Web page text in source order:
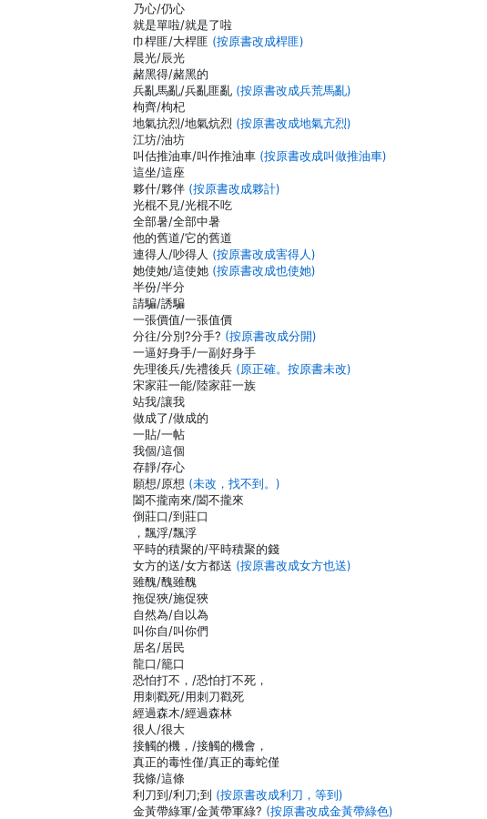
乃心/仍心
就是單啦/就是了啦
巾桿匪/大桿匪 (按原書改成桿匪)
晨光/辰光
赭黑得/赭黑的
兵亂馬亂/兵亂匪亂 (按原書改成兵荒馬亂)
枸齊/枸杞
地氣抗烈/地氣炕烈 (按原書改成地氣亢烈)
江坊/油坊
叫估推油車/叫作推油車 (按原書改成叫做推油車)
這坐/這座
夥什/夥伴 (按原書改成夥計)
光棍不見/光棍不吃
全部暑/全部中暑
他的舊道/它的舊道
連得人/吵得人 (按原書改成害得人)
她使她/這使她 (按原書改成也使她)
半份/半分
請騙/誘騙
一張價值/一張值價
分往/分別?分手? (按原書改成分開)
一逼好身手/一副好身手
先理後兵/先禮後兵 (原正確。按原書未改)
宋家莊一能/陸家莊一族
站我/讓我
做成了/做成的
一貼/一帖
我個/這個
存靜/存心
願想/原想 (未改，找不到。)
闔不攏南來/闔不攏來
倒莊口/到莊口
，飄浮/飄浮
平時的積聚的/平時積聚的錢
女方的送/女方都送 (按原書改成女方也送)
雖醜/醜雖醜
拖促狹/施促狹
自然為/自以為
叫你自/叫你們
居名/居民
龍口/籠口
恐怕打不，/恐怕打不死，
用刺戳死/用刺刀戳死
經過森木/經過森林
很人/很大
接觸的機，/接觸的機會，
真正的毒性僅/真正的毒蛇僅
我條/這條
利刀到/利刀;到 (按原書改成利刀，等到)
金黃帶綠軍/金黃帶軍綠? (按原書改成金黃帶綠色)